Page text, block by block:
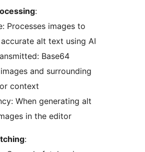
:
Processes images to
alt text using AI
Base64
and surrounding
context
When generating alt
in the editor
: